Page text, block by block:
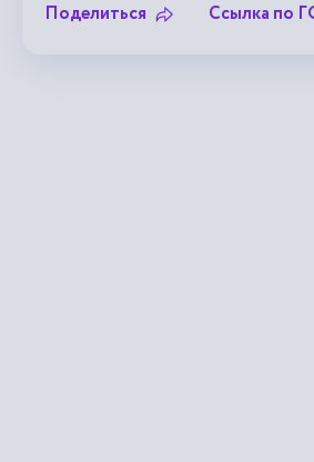
Поделиться
Ссылка по